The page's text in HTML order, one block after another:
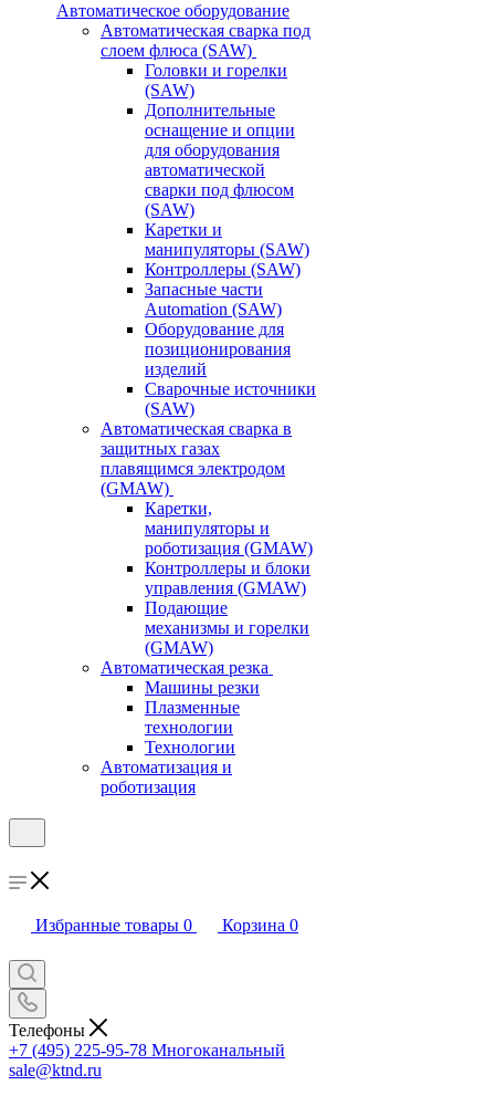
Автоматическое оборудование
Автоматическая сварка под
слоем флюса (SAW)
Головки и горелки
(SAW)
Дополнительные
оснащение и опции
для оборудования
автоматической
сварки под флюсом
(SAW)
Каретки и
манипуляторы (SAW)
Контроллеры (SAW)
Запасные части
Automation (SAW)
Оборудование для
позиционирования
изделий
Сварочные источники
(SAW)
Автоматическая сварка в
защитных газах
плавящимся электродом
(GMAW)
Каретки,
манипуляторы и
роботизация (GMAW)
Контроллеры и блоки
управления (GMAW)
Подающие
механизмы и горелки
(GMAW)
Автоматическая резка
Машины резки
Плазменные
технологии
Технологии
Автоматизация и
роботизация
Избранные товары 0 Корзина 0
Телефоны
+7 (495) 225-95-78 Многоканальный
sale@ktnd.ru